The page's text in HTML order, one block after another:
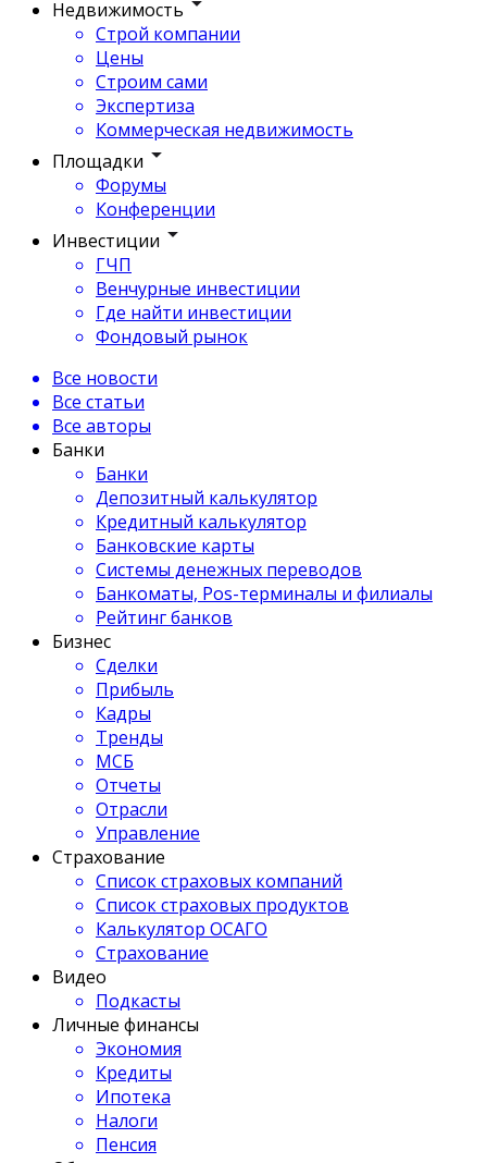
Недвижимость
Строй компании
Цены
Строим сами
Экспертиза
Коммерческая недвижимость
Площадки
Форумы
Конференции
Инвестиции
ГЧП
Венчурные инвестиции
Где найти инвестиции
Фондовый рынок
Все новости
Все статьи
Все авторы
Банки
Банки
Депозитный калькулятор
Кредитный калькулятор
Банковские карты
Системы денежных переводов
Банкоматы, Pos-терминалы и филиалы
Рейтинг банков
Бизнес
Сделки
Прибыль
Кадры
Тренды
МСБ
Отчеты
Отрасли
Управление
Страхование
Список страховых компаний
Список страховых продуктов
Калькулятор ОСАГО
Страхование
Видео
Подкасты
Личные финансы
Экономия
Кредиты
Ипотека
Налоги
Пенсия